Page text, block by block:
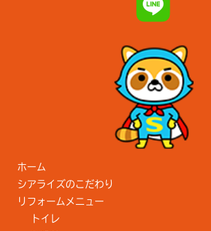
ホーム
シアライズのこだわり
リフォームメニュー
トイレ